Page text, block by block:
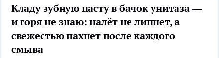
Кладу зубную пасту в бачок унитаза —
и горя не знаю: налёт не липнет, а
свежестью пахнет после каждого
смыва